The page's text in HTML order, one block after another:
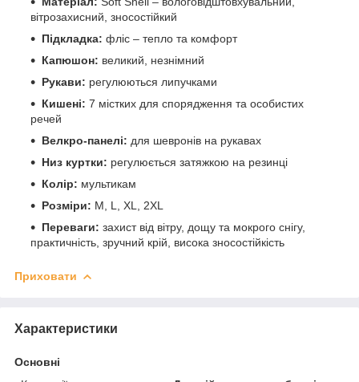
вітрозахисний, зносостійкий
Підкладка: фліс – тепло та комфорт
Капюшон: великий, незнімний
Рукави: регулюються липучками
Кишені: 7 містких для спорядження та особистих
речей
Велкро-панелі: для шевронів на рукавах
Низ куртки: регулюється затяжкою на резинці
Колір: мультикам
Розміри: M, L, XL, 2XL
Переваги: захист від вітру, дощу та мокрого снігу,
практичність, зручний крій, висока зносостійкість
Приховати
Характеристики
Основні